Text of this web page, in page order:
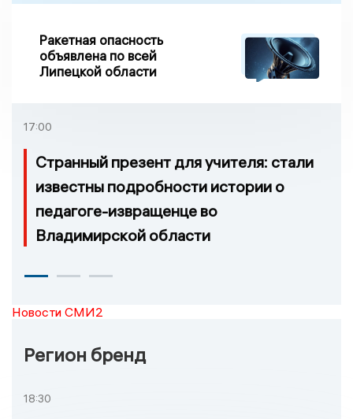
Ракетная опасность
объявлена по всей
Липецкой области
17:00
Странный презент для учителя: стали
известны подробности истории о
педагоге-извращенце во
Владимирской области
Новости СМИ2
Регион бренд
18:30